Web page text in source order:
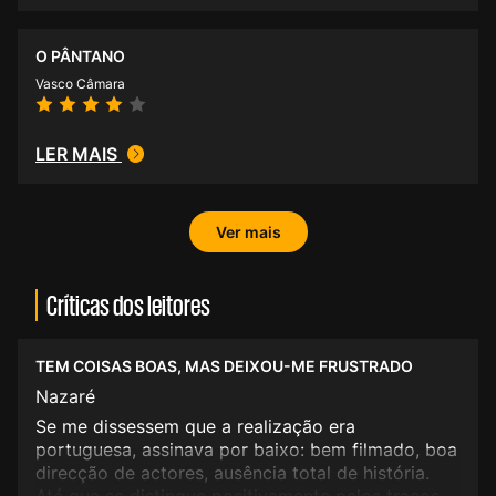
O PÂNTANO
Vasco Câmara
LER MAIS
Ver mais
Críticas dos leitores
TEM COISAS BOAS, MAS DEIXOU-ME FRUSTRADO
Nazaré
Se me dissessem que a realização era
portuguesa, assinava por baixo: bem filmado, boa
direcção de actores, ausência total de história.